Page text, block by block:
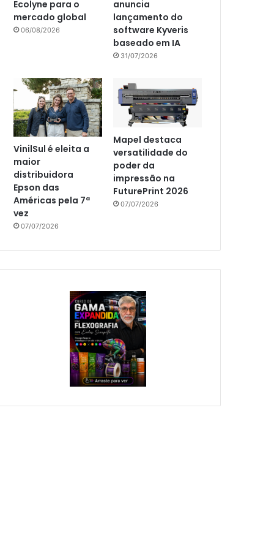
Ecolyne para o
mercado global
06/08/2026
anuncia
lançamento do
software Kyveris
baseado em IA
31/07/2026
VinilSul é eleita a
maior
distribuidora
Epson das
Américas pela 7ª
vez
07/07/2026
Mapel destaca
versatilidade do
poder da
impressão na
FuturePrint 2026
07/07/2026